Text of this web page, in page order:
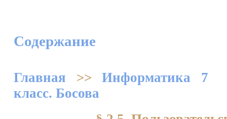
Содержание
Главная >>Информатика 7
класс. Босова